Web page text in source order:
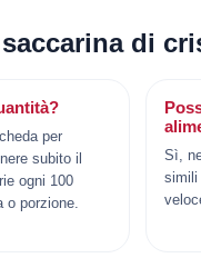
di
per
subito il
ogni 100
o porzione.
Sì,
simili